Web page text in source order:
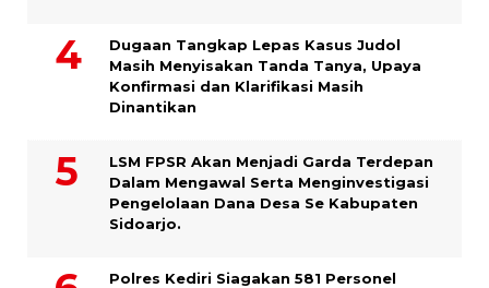
Dugaan Tangkap Lepas Kasus Judol
Masih Menyisakan Tanda Tanya, Upaya
Konfirmasi dan Klarifikasi Masih
Dinantikan
LSM FPSR Akan Menjadi Garda Terdepan
Dalam Mengawal Serta Menginvestigasi
Pengelolaan Dana Desa Se Kabupaten
Sidoarjo.
Polres Kediri Siagakan 581 Personel